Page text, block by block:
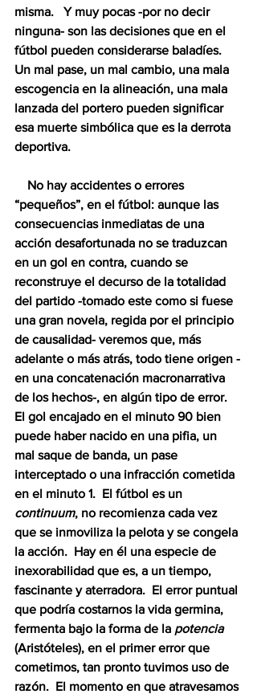
misma.   Y muy pocas -por no decir
ninguna- son las decisiones que en el
fútbol pueden considerarse baladíes.
Un mal pase, un mal cambio, una mala
escogencia en la alineación, una mala
lanzada del portero pueden significar
esa muerte simbólica que es la derrota
deportiva.
“pequeños”, en el fútbol: aunque las
consecuencias inmediatas de una
acción desafortunada no se traduzcan
en un gol en contra, cuando se
reconstruye el decurso de la totalidad
del partido -tomado este como si fuese
una gran novela, regida por el principio
de causalidad- veremos que, más
adelante o más atrás, todo tiene origen -
en una concatenación macronarrativa
de los hechos-, en algún tipo de error.
El gol encajado en el minuto 90 bien
puede haber nacido en una pifia, un
mal saque de banda, un pase
interceptado o una infracción cometida
en el minuto 1.  El fútbol es un
continuum, no recomienza cada vez
que se inmoviliza la pelota y se congela
la acción.  Hay en él una especie de
inexorabilidad que es, a un tiempo,
fascinante y aterradora.  El error puntual
que podría costarnos la vida germina,
fermenta bajo la forma de la potencia
(Aristóteles), en el primer error que
cometimos, tan pronto tuvimos uso de
razón.  El momento en que atravesamos